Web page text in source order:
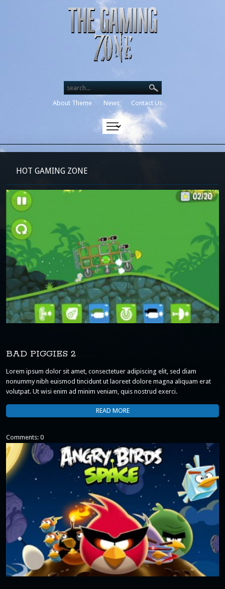
Search our destinations
About Theme News Contact Us
HOT GAMING ZONE
BAD PIGGIES 2
Lorem ipsum dolor sit amet, consectetuer adipiscing elit, sed diam
nonummy nibh euismod tincidunt ut laoreet dolore magna aliquam erat
volutpat. Ut wisi enim ad minim veniam, quis nostrud exerci.
READ MORE
Comments: 0